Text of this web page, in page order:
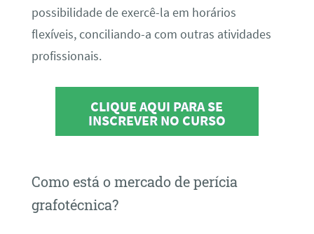
possibilidade de exercê-la em horários
flexíveis, conciliando-a com outras atividades
profissionais.
CLIQUE AQUI PARA SE
INSCREVER NO CURSO
Como está o mercado de perícia
grafotécnica?